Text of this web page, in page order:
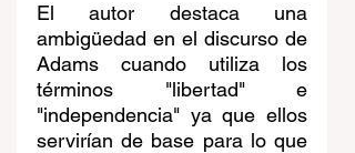
El autor destaca una
ambigüedad en el discurso de
Adams cuando utiliza los
términos "libertad" e
"independencia" ya que ellos
servirían de base para lo que